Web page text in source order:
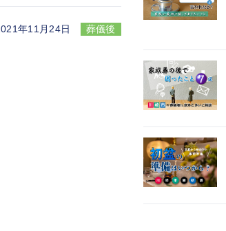
年11月24日 葬儀後